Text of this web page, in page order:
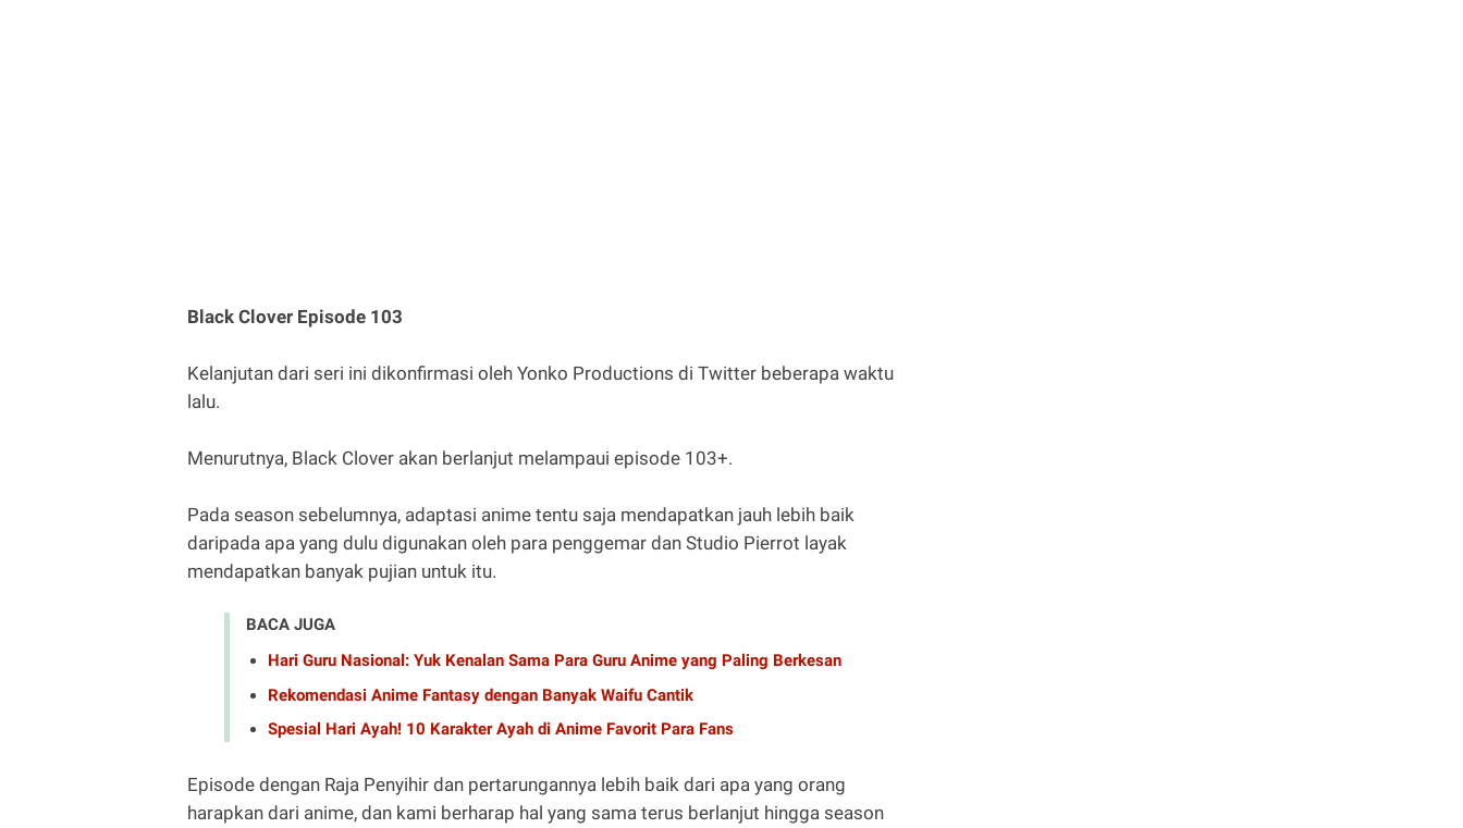
Black Clover Episode 103
Kelanjutan dari seri ini dikonfirmasi oleh Yonko Productions di Twitter beberapa waktu
lalu.
Menurutnya, Black Clover akan berlanjut melampaui episode 103+.
Pada season sebelumnya, adaptasi anime tentu saja mendapatkan jauh lebih baik
daripada apa yang dulu digunakan oleh para penggemar dan Studio Pierrot layak
mendapatkan banyak pujian untuk itu.
BACA JUGA
Hari Guru Nasional: Yuk Kenalan Sama Para Guru Anime yang Paling Berkesan
Rekomendasi Anime Fantasy dengan Banyak Waifu Cantik
Spesial Hari Ayah! 10 Karakter Ayah di Anime Favorit Para Fans
Episode dengan Raja Penyihir dan pertarungannya lebih baik dari apa yang orang
harapkan dari anime, dan kami berharap hal yang sama terus berlanjut hingga season